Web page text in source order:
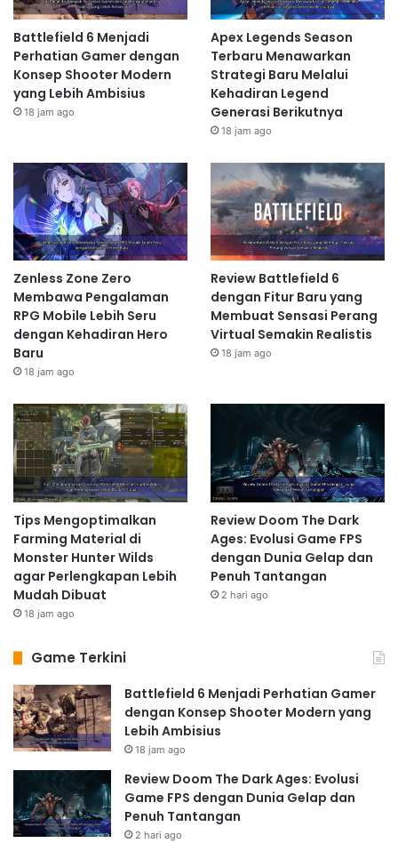
Battlefield 6 Menjadi
Perhatian Gamer dengan
Konsep Shooter Modern
yang Lebih Ambisius
18 jam ago
Apex Legends Season
Terbaru Menawarkan
Strategi Baru Melalui
Kehadiran Legend
Generasi Berikutnya
18 jam ago
Zenless Zone Zero
Membawa Pengalaman
RPG Mobile Lebih Seru
dengan Kehadiran Hero
Baru
18 jam ago
Review Battlefield 6
dengan Fitur Baru yang
Membuat Sensasi Perang
Virtual Semakin Realistis
18 jam ago
Tips Mengoptimalkan
Farming Material di
Monster Hunter Wilds
agar Perlengkapan Lebih
Mudah Dibuat
18 jam ago
Review Doom The Dark
Ages: Evolusi Game FPS
dengan Dunia Gelap dan
Penuh Tantangan
2 hari ago
Game Terkini
Battlefield 6 Menjadi Perhatian Gamer
dengan Konsep Shooter Modern yang
Lebih Ambisius
18 jam ago
Review Doom The Dark Ages: Evolusi
Game FPS dengan Dunia Gelap dan
Penuh Tantangan
2 hari ago